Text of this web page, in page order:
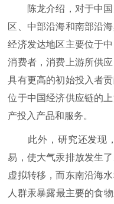
陈龙介绍，对于中国
区、中部沿海和南部沿
经济发达地区主要位于
消费者，消费上游所供
具有更高的初始投入者
位于中国经济供应链的
产投入产品和服务。
此外，研究还发现，
易，使大气汞排放发生
虚拟转移，而东南沿海
人群汞暴露最主要的食